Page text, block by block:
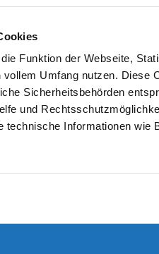
Funktion der Webseite,
Umfang nutzen.
Sicherheitsbehörden
und
technische Informationen